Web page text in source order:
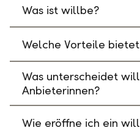
Was ist willbe?
Welche Vorteile
Was unterscheidet
Anbieterinnen?
Wie eröffne ich ein